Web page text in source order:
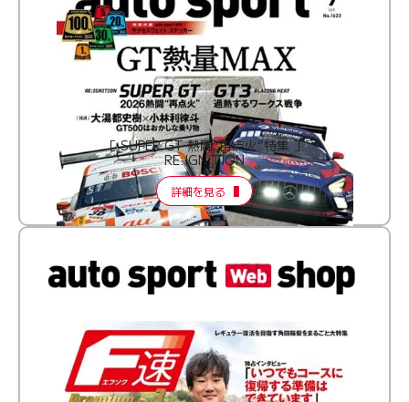
［ SUPER GT 熱闘“再点火”特集 ］
RE:IGNITION
詳細を見る